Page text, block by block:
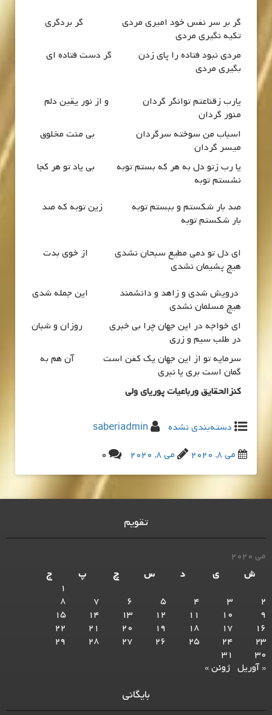
گر بر سر نفس خود اميري مردي گر بردگري
تكيه نگيري مردي
مردي نبود فتاده را پاي زدن گر دست فتاده اي
بگيري مردي
يارب زقناعتم توانگر گردان و از نور يقين دلم
منور گردان
اسباب من سوخته سرگردان بي منت مخلوق
ميسر گردان
يا رب زتو دل به هر كه بستم توبه بي ياد تو هر كجا
نشستم توبه
صد بار شكستم و ببستم توبه زين توبه كه صد
بار شكستم توبه
اي دل تو دمي مطيع سبحان نشدي از خوي بدت
هيچ پشيمان نشدي
درويش شدي و زاهد و دانشمند اين جمله شدي
هيچ مسلمان نشدي
اي خواجه در اين جهان چرا بي خبري روزان و شبان
در طلب سيم و زری
سرمايه تو از اين جهان يك كفن است آن هم به
گمان است بري يا نبري
کنزالحقایق ورباعیات پوریای ولی
دسته‌بندی نشده
saberiadmin
می 8, 2020
می 8, 2020 0
تقویم
می 2020
ش
ی د س چ پ
ج
1
2
3
4
5
6
7
8
9
10
11
12
13
14
15
16
17
18
19
20
21
22
23
24
25
26
27
28
29
30
31
« آوریل ژوئن »
بایگانی